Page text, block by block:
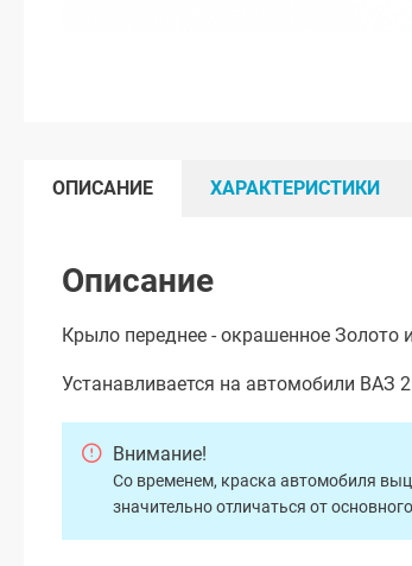
ОПИСАНИЕ ХАРАКТЕРИСТИКИ
Описание
Крыло переднее - окрашенное Золото
Устанавливается на автомобили ВАЗ
Внимание!
Со временем, краска автомобиля
значительно отличаться от